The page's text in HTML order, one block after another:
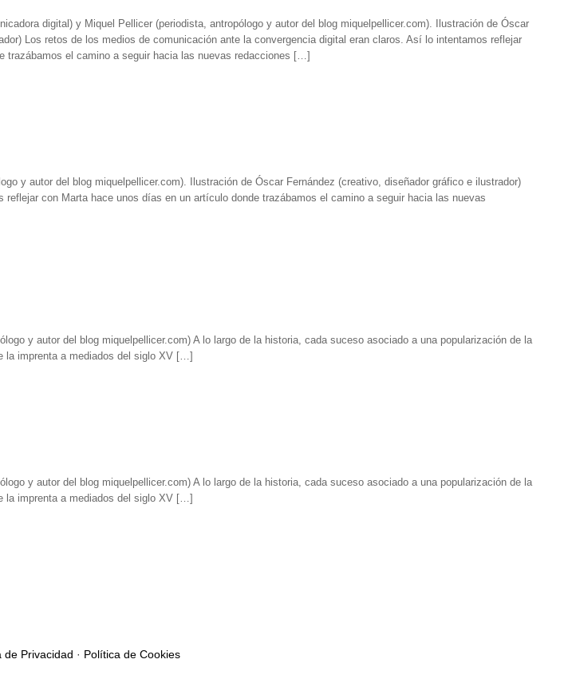
digital) y Miquel Pellicer (periodista, antropólogo y autor del blog miquelpellicer.com). Ilustración de Óscar
Los retos de los medios de comunicación ante la convergencia digital eran claros. Así lo intentamos reflejar
trazábamos el camino a seguir hacia las nuevas redacciones […]
y autor del blog miquelpellicer.com). Ilustración de Óscar Fernández (creativo, diseñador gráfico e ilustrador)
con Marta hace unos días en un artículo donde trazábamos el camino a seguir hacia las nuevas
y autor del blog miquelpellicer.com) A lo largo de la historia, cada suceso asociado a una popularización de la
la imprenta a mediados del siglo XV […]
y autor del blog miquelpellicer.com) A lo largo de la historia, cada suceso asociado a una popularización de la
la imprenta a mediados del siglo XV […]
de Privacidad · Política de Cookies